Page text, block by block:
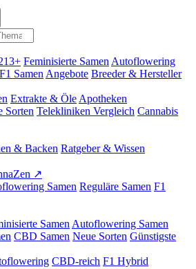
Feminisierte Samen Autoflowering
F1 Samen Angebote Breeder & Hersteller
Extrakte & Öle Apotheken
Sorten Telekliniken Vergleich Cannabis
& Backen Ratgeber & Wissen
↗
Samen Reguläre Samen F1
Samen Autoflowering Samen
CBD Samen Neue Sorten Günstigste
CBD-reich F1 Hybrid